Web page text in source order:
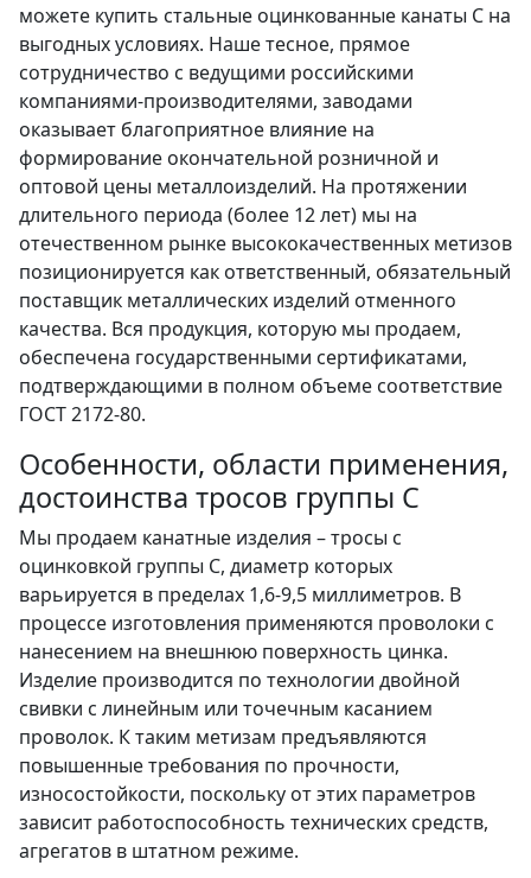
можете купить стальные оцинкованные канаты С на
выгодных условиях. Наше тесное, прямое
сотрудничество с ведущими российскими
компаниями-производителями, заводами
оказывает благоприятное влияние на
формирование окончательной розничной и
оптовой цены металлоизделий. На протяжении
длительного периода (более 12 лет) мы на
отечественном рынке высококачественных метизов
позиционируется как ответственный, обязательный
поставщик металлических изделий отменного
качества. Вся продукция, которую мы продаем,
обеспечена государственными сертификатами,
подтверждающими в полном объеме соответствие
ГОСТ 2172-80.
Особенности, области применения,
достоинства тросов группы С
Мы продаем канатные изделия – тросы с
оцинковкой группы С, диаметр которых
варьируется в пределах 1,6-9,5 миллиметров. В
процессе изготовления применяются проволоки с
нанесением на внешнюю поверхность цинка.
Изделие производится по технологии двойной
свивки с линейным или точечным касанием
проволок. К таким метизам предъявляются
повышенные требования по прочности,
износостойкости, поскольку от этих параметров
зависит работоспособность технических средств,
агрегатов в штатном режиме.